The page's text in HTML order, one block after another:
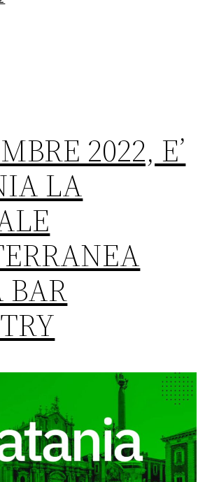
2022, E’
LA
BAR